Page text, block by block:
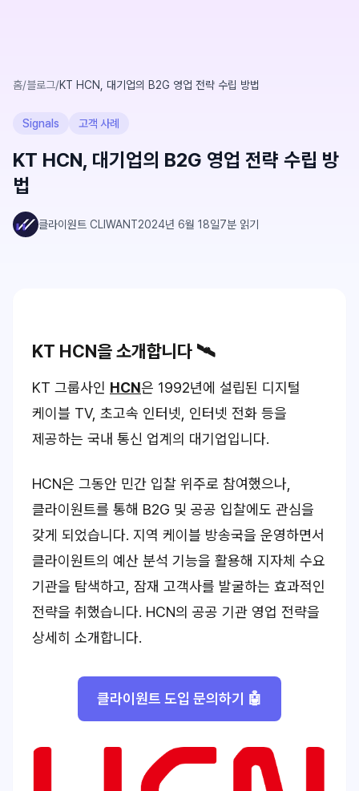
홈/블로그/KT HCN, 대기업의 B2G 영업 전략 수립 방법
Signals 고객 사례
KT HCN, 대기업의 B2G 영업 전략 수립 방
법
클라이원트 CLIWANT2024년 6월 18일7분 읽기
KT HCN을 소개합니다 🛰️
KT 그룹사인 HCN은 1992년에 설립된 디지털
케이블 TV, 초고속 인터넷, 인터넷 전화 등을
제공하는 국내 통신 업계의 대기업입니다.
HCN은 그동안 민간 입찰 위주로 참여했으나,
클라이원트를 통해 B2G 및 공공 입찰에도 관심을
갖게 되었습니다. 지역 케이블 방송국을 운영하면서
클라이원트의 예산 분석 기능을 활용해 지자체 수요
기관을 탐색하고, 잠재 고객사를 발굴하는 효과적인
전략을 취했습니다. HCN의 공공 기관 영업 전략을
상세히 소개합니다.
클라이원트 도입 문의하기 🤖